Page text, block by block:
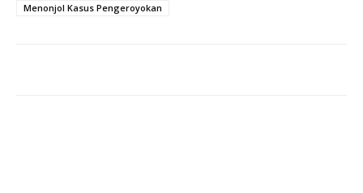
Menonjol Kasus Pengeroyokan